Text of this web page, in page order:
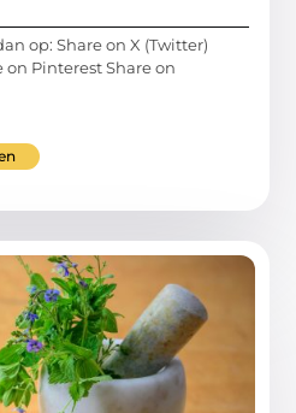
op: Share on X (Twitter)
on Pinterest Share on